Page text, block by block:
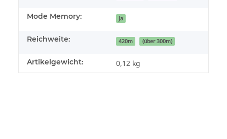
Mode Memory: ja
Reichweite: 420m (über 300m)
Artikelgewicht: 0,12 kg